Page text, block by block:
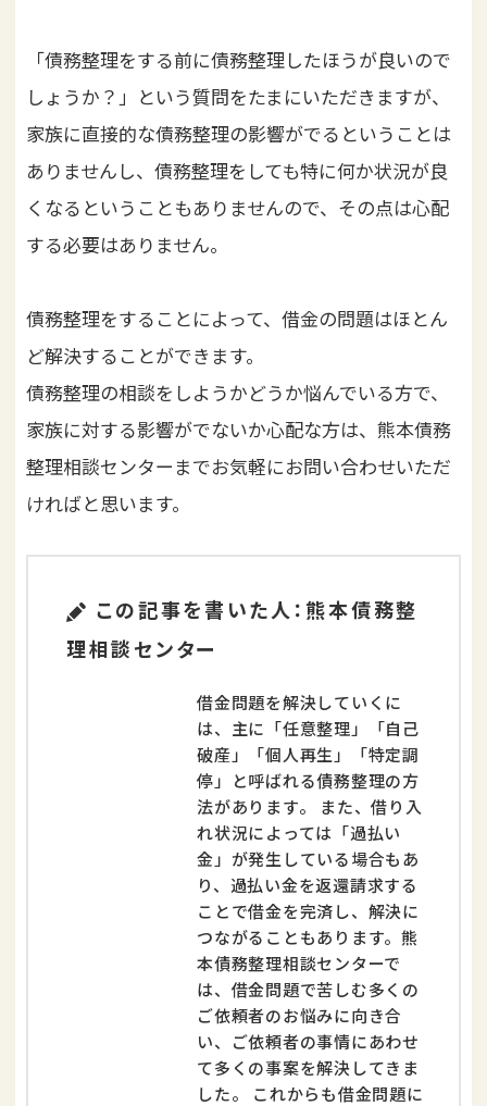
「債務整理をする前に債務整理したほうが良いので
しょうか？」という質問をたまにいただきますが、
家族に直接的な債務整理の影響がでるということは
ありませんし、債務整理をしても特に何か状況が良
くなるということもありませんので、その点は心配
する必要はありません。
債務整理をすることによって、借金の問題はほとん
ど解決することができます。
債務整理の相談をしようかどうか悩んでいる方で、
家族に対する影響がでないか心配な方は、熊本債務
整理相談センターまでお気軽にお問い合わせいただ
ければと思います。
この記事を書いた人：熊本債務整
理相談センター
借金問題を解決していくに
は、主に「任意整理」「自己
破産」「個人再生」「特定調
停」と呼ばれる債務整理の方
法があります。 また、借り入
れ状況によっては「過払い
金」が発生している場合もあ
り、過払い金を返還請求する
ことで借金を完済し、解決に
つながることもあります。熊
本債務整理相談センターで
は、借金問題で苦しむ多くの
ご依頼者のお悩みに向き合
い、ご依頼者の事情にあわせ
て多くの事案を解決してきま
した。 これからも借金問題に